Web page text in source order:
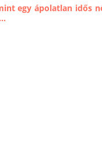
egy ápolatlan idős